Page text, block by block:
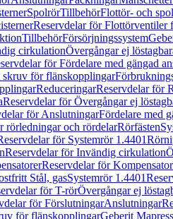
SpolrörTillbehörFlottör- och
Reservdelar för Flottörventiler
TillbehörFörsörjningssystem
cirkulationÖvergångar ej
för Fördelare med gängad
skruv för flänskopplingar
ReduceringarReservdelar för
Reservdelar för Övergångar ej
för AnslutningarFördelare med
rörledningar och rördelarRörfästen
för Systemrör 1.4401
Reservdelar för Invändig cirkulation
Reservdelar för
Stål, gasSystemrör 1.4401
för T-rörÖvergångar ej
för FörslutningarAnslutningar
för flänskopplingarGeberit